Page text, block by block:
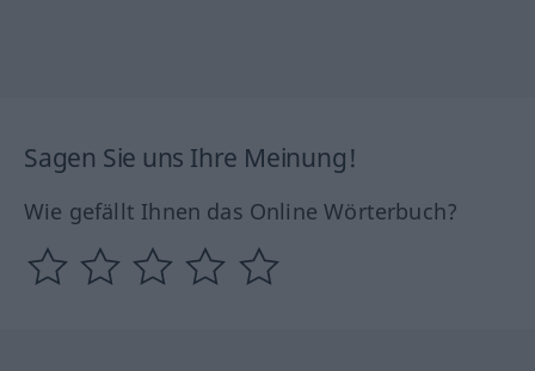
Sagen Sie uns Ihre Meinung!
Wie gefällt Ihnen das Online Wörterbuch?